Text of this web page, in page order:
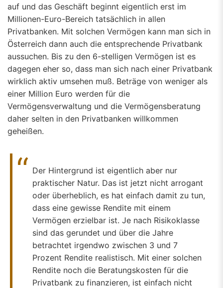
auf und das Geschäft beginnt eigentlich erst im
Millionen-Euro-Bereich tatsächlich in allen
Privatbanken. Mit solchen Vermögen kann man sich in
Österreich dann auch die entsprechende Privatbank
aussuchen. Bis zu den 6-stelligen Vermögen ist es
dagegen eher so, dass man sich nach einer Privatbank
wirklich aktiv umsehen muß. Beträge von weniger als
einer Million Euro werden für die
Vermögensverwaltung und die Vermögensberatung
daher selten in den Privatbanken willkommen
geheißen.
Der Hintergrund ist eigentlich aber nur
praktischer Natur. Das ist jetzt nicht arrogant
oder überheblich, es hat einfach damit zu tun,
dass eine gewisse Rendite mit einem
Vermögen erzielbar ist. Je nach Risikoklasse
sind das gerundet und über die Jahre
betrachtet irgendwo zwischen 3 und 7
Prozent Rendite realistisch. Mit einer solchen
Rendite noch die Beratungskosten für die
Privatbank zu finanzieren, ist einfach nicht